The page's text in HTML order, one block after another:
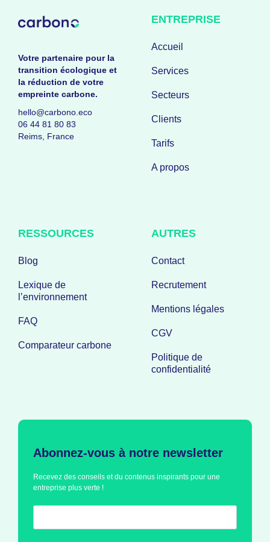
Votre partenaire pour la
transition écologique et
la réduction de votre
empreinte carbone.
hello@carbono.eco
06 44 81 80 83
Reims, France
ENTREPRISE
Accueil
Services
Secteurs
Clients
Tarifs
A propos
RESSOURCES
Blog
Lexique de
l’environnement
FAQ
Comparateur carbone
AUTRES
Contact
Recrutement
Mentions légales
CGV
Politique de
confidentialité
Abonnez-vous à notre newsletter
Recevez des conseils et du contenus inspirants pour une
entreprise plus verte !